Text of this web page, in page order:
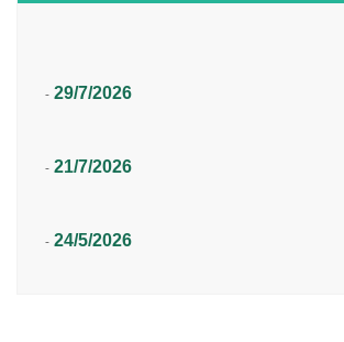
29/7/2026
-
21/7/2026
-
24/5/2026
-